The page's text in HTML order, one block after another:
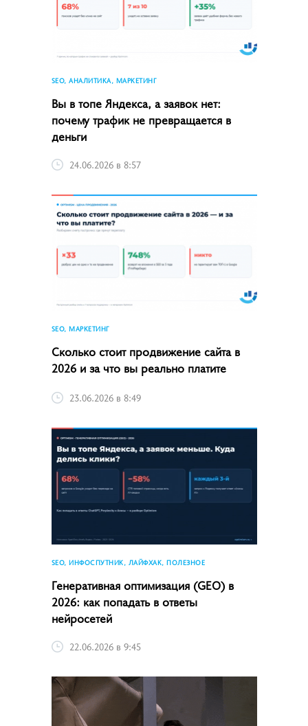
SEO, АНАЛИТИКА, МАРКЕТИНГ
Вы в топе Яндекса, а заявок нет:
почему трафик не превращается в
деньги
24.06.2026 в 8:57
SEO, МАРКЕТИНГ
Сколько стоит продвижение сайта в
2026 и за что вы реально платите
23.06.2026 в 8:49
SEO, ИНФОСПУТНИК, ЛАЙФХАК, ПОЛЕЗНОЕ
Генеративная оптимизация (GEO) в
2026: как попадать в ответы
нейросетей
22.06.2026 в 9:45